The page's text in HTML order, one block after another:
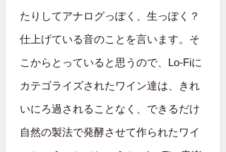
たりしてアナログっぽく、生っぽく？
仕上げている音のことを言います。そ
こからとっていると思うので、Lo-Fiに
カテゴライズされたワイン達は、きれ
いにろ過されることなく、できるだけ
自然の製法で発酵させて作られたワイ